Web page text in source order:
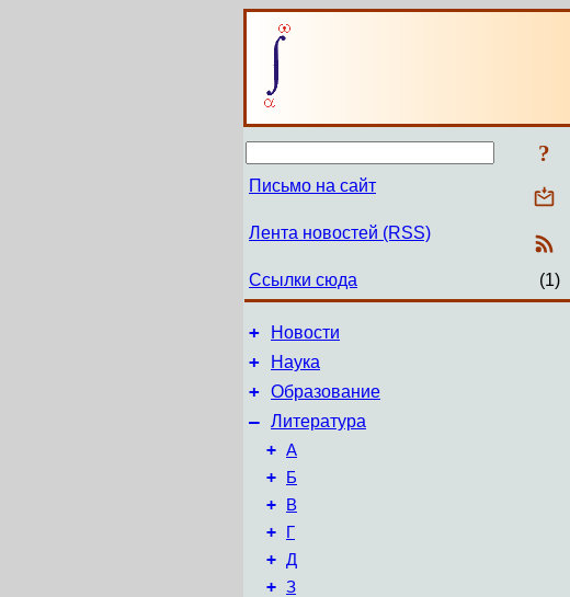
?
Письмо на сайт
Лента новостей (RSS)
Ссылки сюда (1)
+ Новости
+ Наука
+ Образование
– Литература
+ А
+ Б
+ В
+ Г
+ Д
+ З